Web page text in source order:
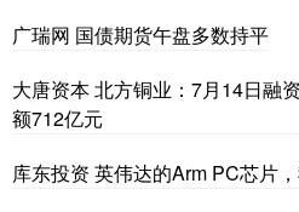
广瑞网 国债期货午盘多数持平
大唐资本 北方铜业：7月14日融
额712亿元
库东投资 英伟达的Arm PC芯片